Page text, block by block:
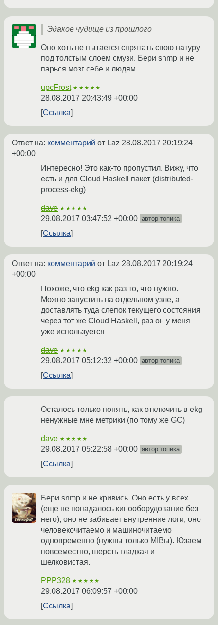
Эдакое чудище из прошлого
Оно хоть не пытается спрятать свою натуру
под толстым слоем смузи. Бери snmp и не
парься мозг себе и людям.
upcFrost ★★★★★
28.08.2017 20:43:49 +00:00
Ссылка
Ответ на: комментарий от Laz 28.08.2017 20:19:24
+00:00
Интересно! Это как-то пропустил. Вижу, что
есть и для Cloud Haskell пакет (distributed-
process-ekg)
dave ★★★★★
29.08.2017 03:47:52 +00:00 автор топика
Ссылка
Ответ на: комментарий от Laz 28.08.2017 20:19:24
+00:00
Похоже, что ekg как раз то, что нужно.
Можно запустить на отдельном узле, а
доставлять туда слепок текущего состояния
через тот же Cloud Haskell, раз он у меня
уже используется
dave ★★★★★
29.08.2017 05:12:32 +00:00 автор топика
Ссылка
Осталось только понять, как отключить в ekg
ненужные мне метрики (по тому же GC)
dave ★★★★★
29.08.2017 05:22:58 +00:00 автор топика
Ссылка
Бери snmp и не кривись. Оно есть у всех
(еще не попадалось кинооборудование без
него), оно не забивает внутренние логи; оно
человекочитаемо и машиночитаемо
одновременно (нужны только MIBы). Юзаем
повсеместно, шерсть гладкая и
шелковистая.
PPP328 ★★★★★
29.08.2017 06:09:57 +00:00
Ссылка